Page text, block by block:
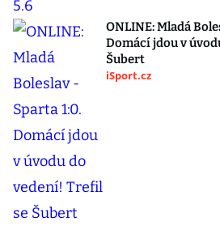
ONLINE: Mladá
Domácí jdou v
Šubert
iSport.cz